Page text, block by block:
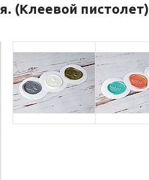
(Клеевой пистолет)